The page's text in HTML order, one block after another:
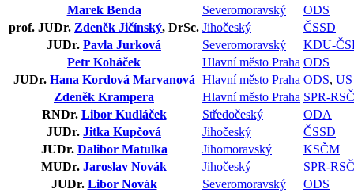
Marek Benda
Severomoravský
ODS
prof. JUDr. Zdeněk Jičínský, DrSc. Jihočeský
ČSSD
JUDr. Pavla Jurková Severomoravský
KDU-
Petr Koháček
Hlavní město Praha ODS
JUDr. Hana Kordová Marvanová Hlavní město Praha ODS, US
Zdeněk Krampera
Hlavní město Praha SPR-RSČ
RNDr. Libor Kudláček Středočeský
ODA
JUDr. Jitka Kupčová Jihočeský
ČSSD
JUDr. Dalibor Matulka Jihomoravský
KSČM
MUDr. Jaroslav Novák Jihočeský
SPR-RSČ
JUDr. Libor Novák Severomoravský
ODS